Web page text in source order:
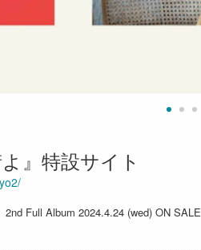
』特設サイト
Full Album 2024.4.24 (wed) ON SALE